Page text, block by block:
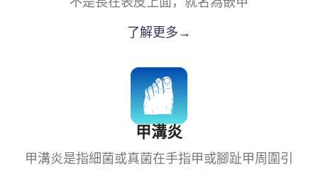
了解更多→
甲溝炎
甲溝炎是指細菌或真菌在手指甲或腳趾甲周圍引